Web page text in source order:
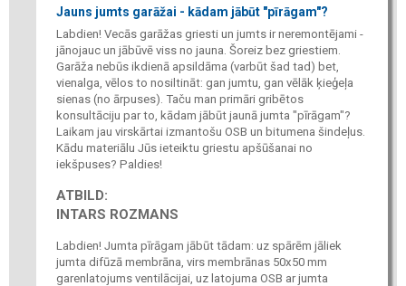
Jauns jumts garāžai - kādam jābūt "pīrāgam"?
Labdien! Vecās garāžas griesti un jumts ir neremontējami -
jānojauc un jābūvē viss no jauna. Šoreiz bez griestiem.
Garāža nebūs ikdienā apsildāma (varbūt šad tad) bet,
vienalga, vēlos to nosiltināt: gan jumtu, gan vēlāk ķieģeļa
sienas (no ārpuses). Taču man primāri gribētos
konsultāciju par to, kādam jābūt jaunā jumta "pīrāgam"?
Laikam jau virskārtai izmantošu OSB un bitumena šindeļus.
Kādu materiālu Jūs ieteiktu griestu apšūšanai no
iekšpuses? Paldies!
ATBILD:
INTARS ROZMANS
Labdien! Jumta pīrāgam jābūt tādam: uz spārēm jāliek
jumta difūzā membrāna, virs membrānas 50x50 mm
garenlatojums ventilācijai, uz latojuma OSB ar jumta